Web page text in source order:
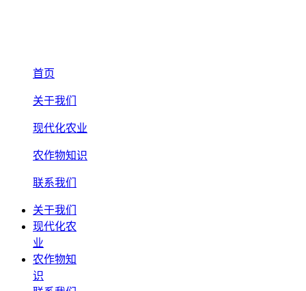
首页
关于我们
现代化农业
农作物知识
联系我们
关于我们
现代化农
业
农作物知
识